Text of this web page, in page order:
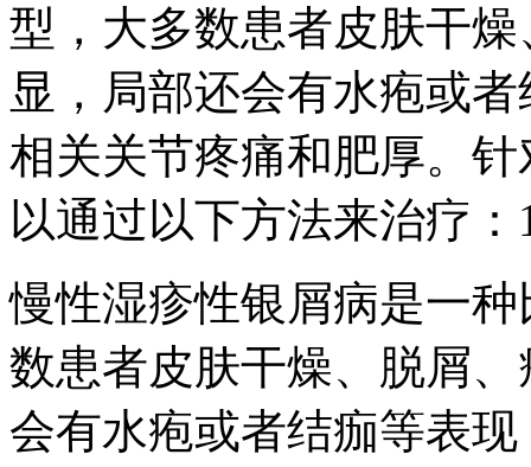
型，大多数患者皮肤干
显，局部还会有水疱或
相关关节疼痛和肥厚。
以通过以下方法来治疗
慢性湿疹性银屑病是一
数患者皮肤干燥、脱屑
会有水疱或者结痂等表